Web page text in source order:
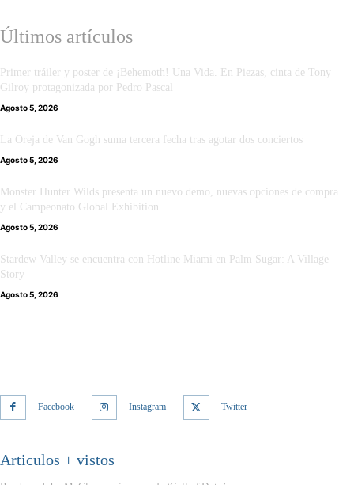
Últimos artículos
Primer tráiler y poster de ¡Behemoth! Una Vida. En Piezas, cinta de Tony
Gilroy protagonizada por Pedro Pascal
Agosto 5, 2026
La Oreja de Van Gogh suma tercera fecha tras agotar dos conciertos
Agosto 5, 2026
Monster Hunter Wilds presenta un nuevo demo, nuevas opciones de compra
y el Campeonato Global Exhibition
Agosto 5, 2026
Stardew Valley se encuentra con Hotline Miami en Palm Sugar: A Village
Story
Agosto 5, 2026
Facebook Instagram Twitter
Articulos + vistos